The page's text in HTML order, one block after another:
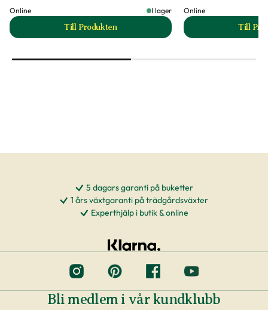
Online
I lager
Till Produkten
till Blåklintmix produktsida
Online
Till
5 dagars garanti på buketter
1 års växtgaranti på trädgårdsväxter
Experthjälp i butik & online
Bli medlem i vår kundklubb